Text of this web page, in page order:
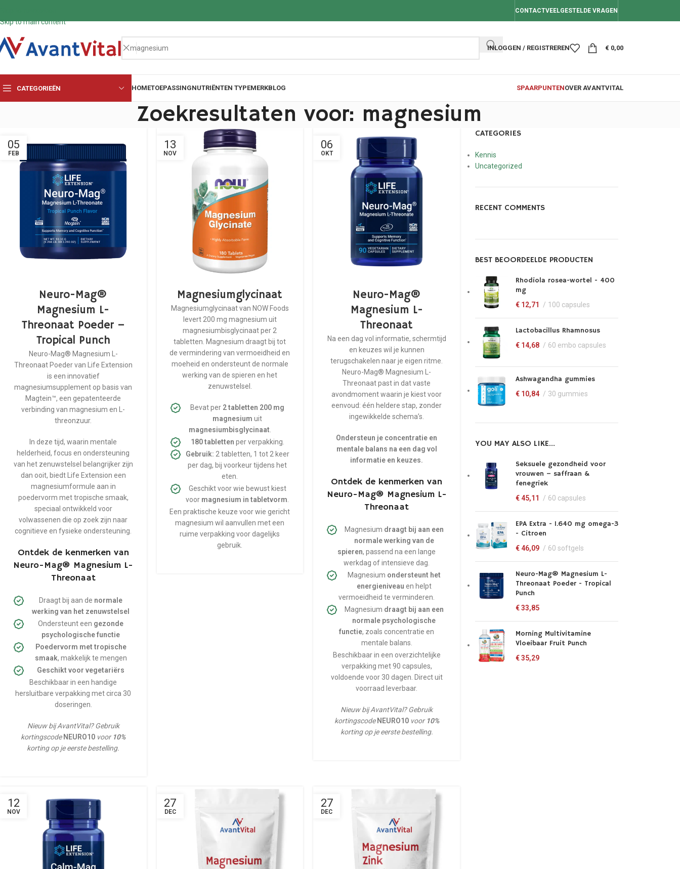
Skip to main content
CONTACTVEELGESTELDE VRAGEN
INLOGGEN / REGISTREREN € 0,00
CATEGORIEËN HOMETOEPASSINGNUTRIËNTEN TYPEMERKBLOG SPAARPUNTENOVER AVANTVITAL
Zoekresultaten voor: magnesium
05
FEB
Neuro-Mag®
Magnesium L-
Threonaat Poeder –
Tropical Punch
Neuro-Mag® Magnesium L-
Threonaat Poeder van Life Extension
is een innovatief
magnesiumsupplement op basis van
Magtein™, een gepatenteerde
verbinding van magnesium en L-
threonzuur.
In deze tijd, waarin mentale
helderheid, focus en ondersteuning
van het zenuwstelsel belangrijker zijn
dan ooit, biedt Life Extension een
magnesiumformule aan in
poedervorm met tropische smaak,
speciaal ontwikkeld voor
volwassenen die op zoek zijn naar
cognitieve en fysieke ondersteuning.
Ontdek de kenmerken van
Neuro-Mag® Magnesium L-
Threonaat
Draagt bij aan de normale
werking van het zenuwstelsel
Ondersteunt een gezonde
psychologische functie
Poedervorm met tropische
smaak, makkelijk te mengen
Geschikt voor vegetariërs
Beschikbaar in een handige
hersluitbare verpakking met circa 30
doseringen.
Nieuw bij AvantVital? Gebruik
kortingscode NEURO10 voor 10%
korting op je eerste bestelling.
13
NOV
Magnesiumglycinaat
Magnesiumglycinaat van NOW Foods
levert 200 mg magnesium uit
magnesiumbisglycinaat per 2
tabletten. Magnesium draagt bij tot
de vermindering van vermoeidheid en
moeheid en ondersteunt de normale
werking van de spieren en het
zenuwstelsel.
Bevat per 2 tabletten 200 mg
magnesium uit
magnesiumbisglycinaat
180 tabletten per verpakking.
Gebruik: 2 tabletten, 1 tot 2 keer
per dag, bij voorkeur tijdens het
eten.
Geschikt voor wie bewust kiest
voor magnesium in tabletvorm
Een praktische keuze voor wie gericht
magnesium wil aanvullen met een
ruime verpakking voor dagelijks
gebruik.
06
OKT
Neuro-Mag®
Magnesium L-
Threonaat
Na een dag vol informatie, schermtijd
en keuzes wil je kunnen
terugschakelen naar je eigen ritme.
Neuro-Mag® Magnesium L-
Threonaat past in dat vaste
avondmoment waarin je kiest voor
eenvoud: één heldere stap, zonder
ingewikkelde schema’s.
Ondersteun je concentratie en
mentale balans na een dag vol
informatie en keuzes.
Ontdek de kenmerken van
Neuro-Mag® Magnesium L-
Threonaat
Magnesium draagt bij aan een
normale werking van de
spieren, passend na een lange
werkdag of intensieve dag.
Magnesium ondersteunt het
energieniveau en helpt
vermoeidheid te verminderen.
Magnesium draagt bij aan een
normale psychologische
functie, zoals concentratie en
mentale balans.
Beschikbaar in een overzichtelijke
verpakking met 90 capsules,
voldoende voor 30 dagen. Direct uit
voorraad leverbaar.
Nieuw bij AvantVital? Gebruik
kortingscode NEURO10 voor 10%
korting op je eerste bestelling.
12
NOV
27
DEC
27
DEC
CATEGORIES
Kennis
Uncategorized
RECENT COMMENTS
BEST BEOORDEELDE PRODUCTEN
Rhodiola rosea-wortel - 400
mg
€12,71 100 capsules
Lactobacillus Rhamnosus
€14,68 60 embo capsules
Ashwagandha gummies
€10,84 30 gummies
YOU MAY ALSO LIKE…
Seksuele gezondheid voor
vrouwen – saffraan &
fenegriek
€45,11 60 capsules
EPA Extra - 1.640 mg omega-3
- Citroen
€46,09 60 softgels
Neuro-Mag® Magnesium L-
Threonaat Poeder - Tropical
Punch
€33,85
Morning Multivitamine
Vloeibaar Fruit Punch
€35,29